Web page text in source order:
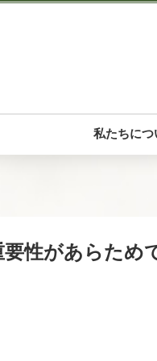
私たちにつ
性があらため